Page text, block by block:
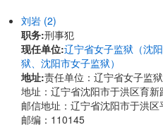
刘岩 (2)
职务:刑事犯
现任单位:辽宁省女子监狱（沈
狱、沈阳市女子监狱）
地址:责任单位：辽宁省女子监
地址：辽宁省沈阳市于洪区育新
邮信地址：辽宁省沈阳市于洪
邮编：110145